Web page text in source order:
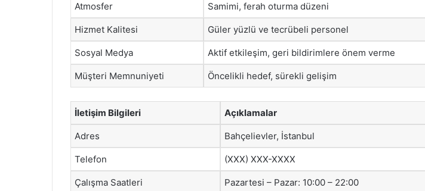
Atmosfer Samimi, ferah oturma düzeni
Hizmet Kalitesi Güler yüzlü ve tecrübeli personel
Sosyal Medya Aktif etkileşim, geri bildirimlere önem verme
Müşteri Memnuniyeti Öncelikli hedef, sürekli gelişim
İletişim Bilgileri Açıklamalar
Adres Bahçelievler, İstanbul
Telefon (XXX) XXX-XXXX
Çalışma Saatleri Pazartesi – Pazar: 10:00 – 22:00